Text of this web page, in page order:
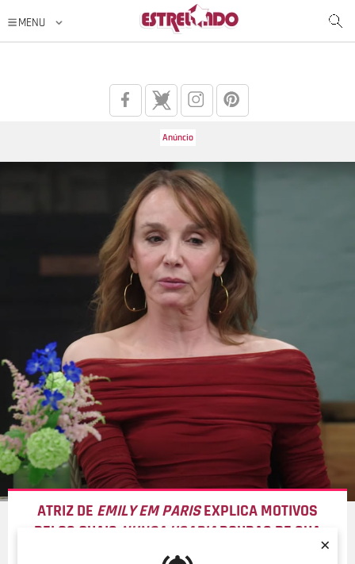
×
ATRIZ DE EMILY EM PARISEXPLICA MOTIVOS
PELOS QUAIS NUNCA USARIAROUPAS DE SUA
PERSONAGEM NA VIDA REAL